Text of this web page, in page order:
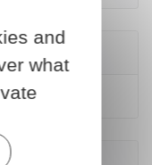
and
what